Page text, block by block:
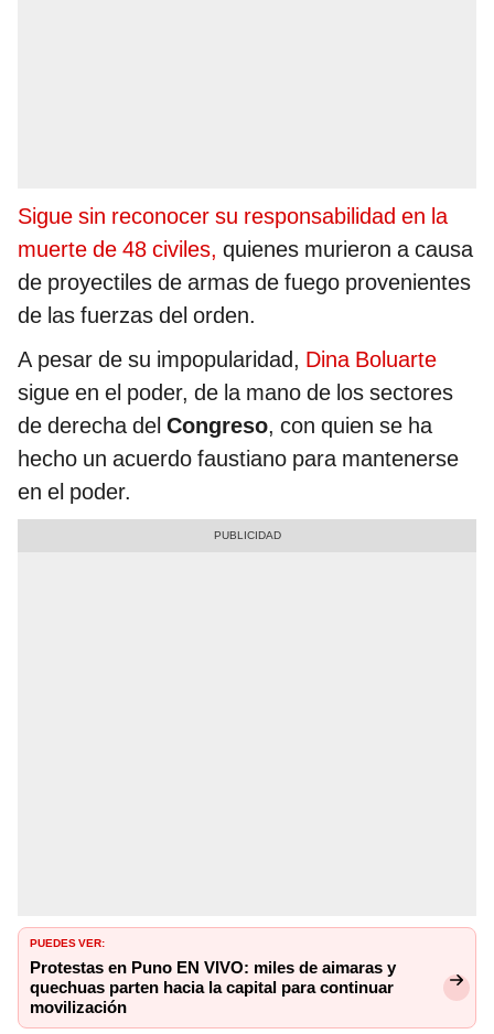
Sigue sin reconocer su responsabilidad en la
muerte de 48 civiles, quienes murieron a causa
de proyectiles de armas de fuego provenientes
de las fuerzas del orden.
A pesar de su impopularidad, Dina Boluarte
sigue en el poder, de la mano de los sectores
de derecha del Congreso, con quien se ha
hecho un acuerdo faustiano para mantenerse
en el poder.
PUEDES VER:
Protestas en Puno EN VIVO: miles de aimaras y
quechuas parten hacia la capital para continuar
movilización